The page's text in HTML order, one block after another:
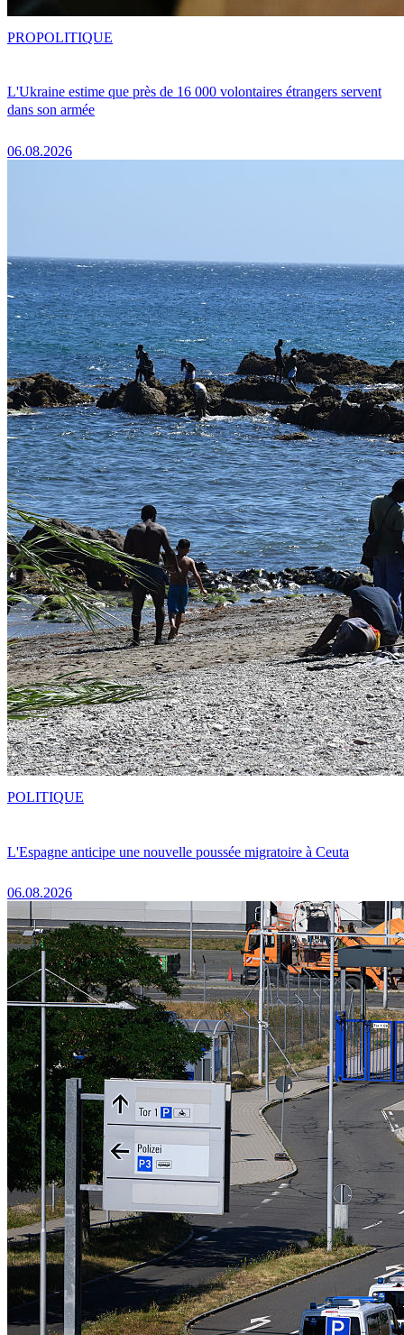
L'Ukraine estime que près de 16 000 volontaires étrangers servent
dans son armée
06.08.2026
PROPOLITIQUE
L'Espagne anticipe une nouvelle poussée migratoire à Ceuta
06.08.2026
POLITIQUE